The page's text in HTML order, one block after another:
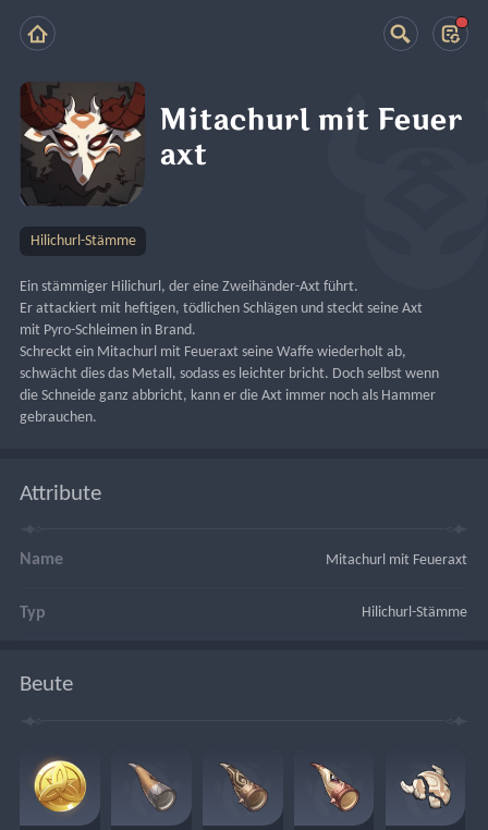
Mitachurl mit Feuer
axt
Hilichurl-Stämme
Ein stämmiger Hilichurl, der eine Zweihänder-Axt führt.
Er attackiert mit heftigen, tödlichen Schlägen und steckt seine Axt
mit Pyro-Schleimen in Brand.
Schreckt ein Mitachurl mit Feueraxt seine Waffe wiederholt ab,
schwächt dies das Metall, sodass es leichter bricht. Doch selbst wenn
die Schneide ganz abbricht, kann er die Axt immer noch als Hammer
gebrauchen.
Attribute
Name Mitachurl mit Feueraxt
Typ Hilichurl-Stämme
Beute